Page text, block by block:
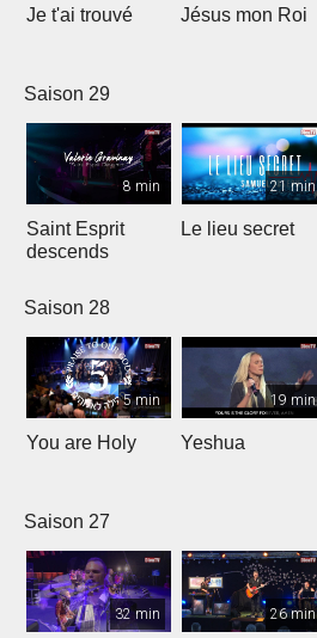
Je t'ai trouvé Jésus mon Roi
Saison 29
8 min
Saint Esprit
descends
21 min
Le lieu secret
Saison 28
5 min
You are Holy
19 min
Yeshua
Saison 27
32 min 26 min